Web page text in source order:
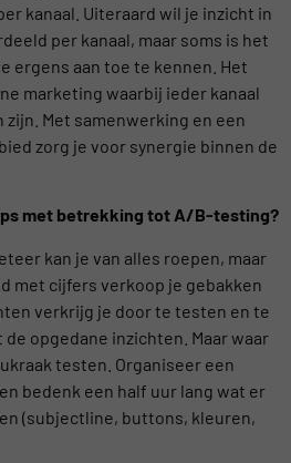
kanaal. Uiteraard wil je inzicht in
per kanaal, maar soms is het
ergens aan toe te kennen. Het
marketing waarbij ieder kanaal
Met samenwerking en een
zorg je voor synergie binnen de
met betrekking tot A/B-testing?
kan je van alles roepen, maar
met cijfers verkoop je gebakken
verkrijg je door te testen en te
opgedane inzichten. Maar waar
testen. Organiseer een
bedenk een half uur lang wat er
(subjectline, buttons, kleuren,